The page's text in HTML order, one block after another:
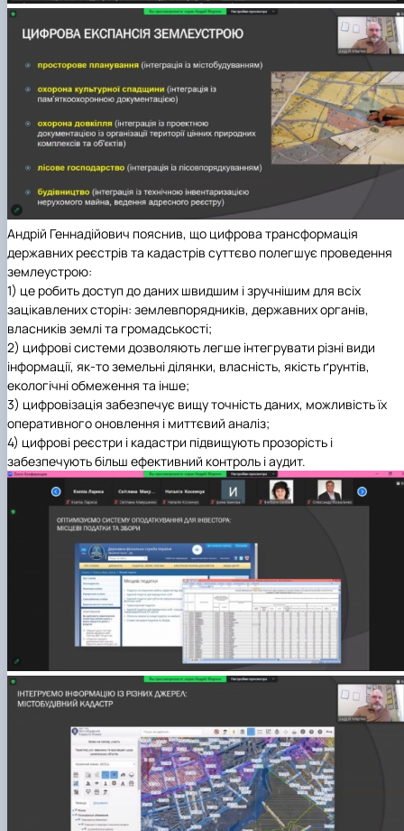
Андрій Геннадійович пояснив, що цифрова трансформація
державних реєстрів та кадастрів суттєво полегшує проведення
землеустрою:
1) це робить доступ до даних швидшим і зручнішим для всіх
зацікавлених сторін: землевпорядників, державних органів,
власників землі та громадськості;
2) цифрові системи дозволяють легше інтегрувати різні види
інформації, як-то земельні ділянки, власність, якість ґрунтів,
екологічні обмеження та інше;
3) цифровізація забезпечує вищу точність даних, можливість їх
оперативного оновлення і миттєвий аналіз;
4) цифрові реєстри і кадастри підвищують прозорість і
забезпечують більш ефективний контроль і аудит.